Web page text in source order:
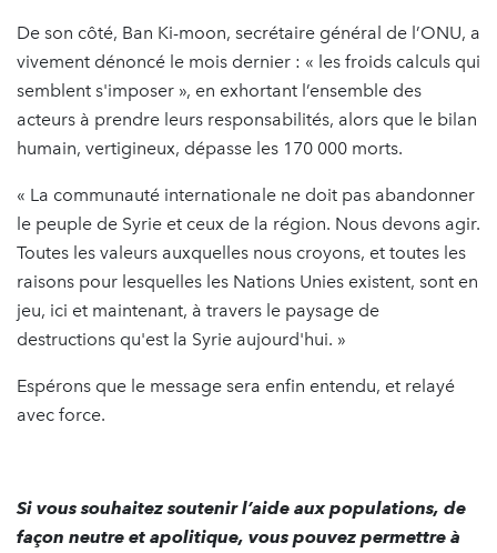
De son côté, Ban Ki-moon, secrétaire général de l’ONU, a
vivement dénoncé le mois dernier : « les froids calculs qui
semblent s'imposer », en exhortant l’ensemble des
acteurs à prendre leurs responsabilités, alors que le bilan
humain, vertigineux, dépasse les 170 000 morts.
« La communauté internationale ne doit pas abandonner
le peuple de Syrie et ceux de la région. Nous devons agir.
Toutes les valeurs auxquelles nous croyons, et toutes les
raisons pour lesquelles les Nations Unies existent, sont en
jeu, ici et maintenant, à travers le paysage de
destructions qu'est la Syrie aujourd'hui. »
Espérons que le message sera enfin entendu, et relayé
avec force.
Si vous souhaitez soutenir l’aide aux populations, de
façon neutre et apolitique, vous pouvez permettre à